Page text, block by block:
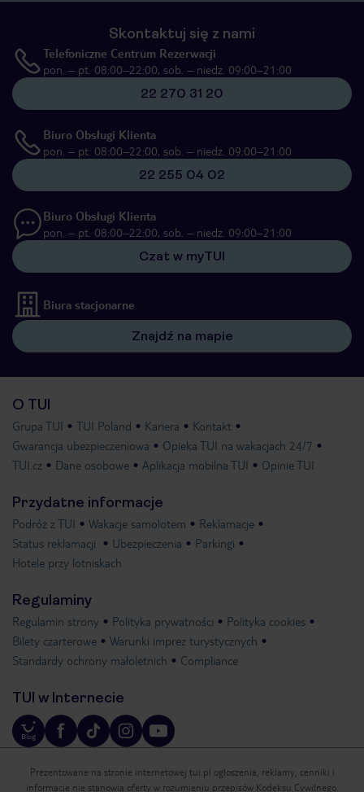
Skontaktuj się z nami
Telefoniczne Centrum Rezerwacji
pon. – pt. 08:00–22:00, sob. – niedz. 09:00–21:00
22 270 31 20
Biuro Obsługi Klienta
pon. – pt. 08:00–22:00, sob. – niedz. 09:00–21:00
22 255 04 02
Biuro Obsługi Klienta
pon. – pt. 08:00–22:00, sob. – niedz. 09:00–21:00
Czat w myTUI
Biura stacjonarne
Znajdź na mapie
O TUI
Grupa TUI TUI Poland Kariera
Kontakt
Gwarancja ubezpieczeniowa
Opieka TUI na wakacjach 24/7
TUI.cz
Dane osobowe Aplikacja mobilna TUI Opinie TUI
Przydatne informacje
Podróż z TUI Wakacje samolotem
Reklamacje
Status reklamacji
Ubezpieczenia
Parkingi
Hotele przy lotniskach
Regulaminy
Regulamin strony Polityka prywatności
Polityka cookies
Bilety czarterowe
Warunki imprez turystycznych
Standardy ochrony małoletnich
Compliance
TUI w Internecie
Prezentowane na stronie internetowej tui.pl ogłoszenia, reklamy, cenniki i
informacje nie stanowią oferty w rozumieniu przepisów Kodeksu Cywilnego.